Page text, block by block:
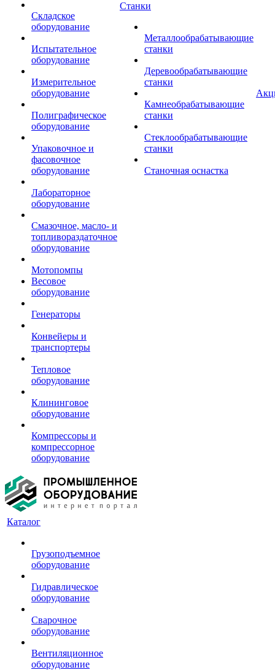
Складское
оборудование
Испытательное
оборудование
Измерительное
оборудование
Полиграфическое
оборудование
Упаковочное и
фасовочное
оборудование
Лабораторное
оборудование
Смазочное, масло- и
топливораздаточное
оборудование
Мотопомпы
Весовое
оборудование
Генераторы
Конвейеры и
транспортеры
Тепловое
оборудование
Клининговое
оборудование
Компрессоры и
компрессорное
оборудование
Станки
Металлообрабатывающие
станки
Деревообрабатывающие
станки
Камнеобрабатывающие
станки
Стеклообрабатывающие
станки
Станочная оснастка
Каталог
Грузоподъемное
оборудование
Гидравлическое
оборудование
Сварочное
оборудование
Вентиляционное
оборудование